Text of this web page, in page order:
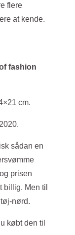
flere
at kende.
fashion
cm.
sådan en
prisen
billig. Men til
nørd.
købt den til